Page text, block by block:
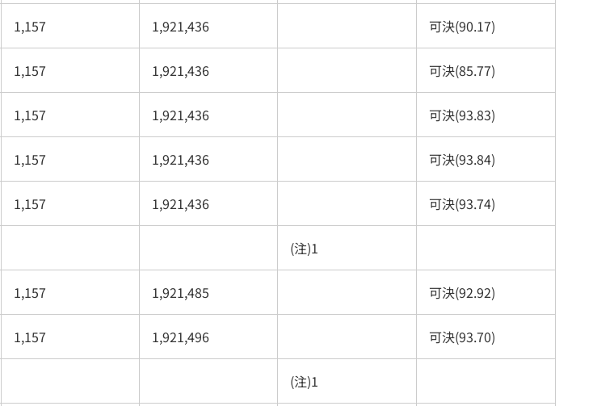
1,157 1,921,436 可決(90.17)
1,157 1,921,436 可決(85.77)
1,157 1,921,436 可決(93.83)
1,157 1,921,436 可決(93.84)
1,157 1,921,436 可決(93.74)
(注)1
1,157 1,921,485 可決(92.92)
1,157 1,921,496 可決(93.70)
(注)1